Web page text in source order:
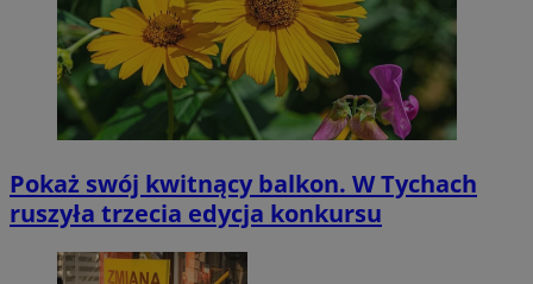
Pokaż swój kwitnący balkon. W Tychach
ruszyła trzecia edycja konkursu